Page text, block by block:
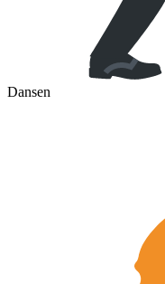
Dansen